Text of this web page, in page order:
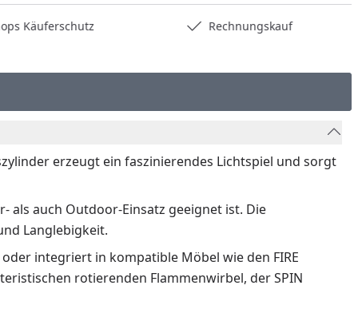
Käuferschutz Rechnungskauf
erzeugt ein faszinierendes Lichtspiel und sorgt
auch Outdoor-Einsatz geeignet ist. Die
Langlebigkeit.
integriert in kompatible Möbel wie den FIRE
rotierenden Flammenwirbel, der SPIN